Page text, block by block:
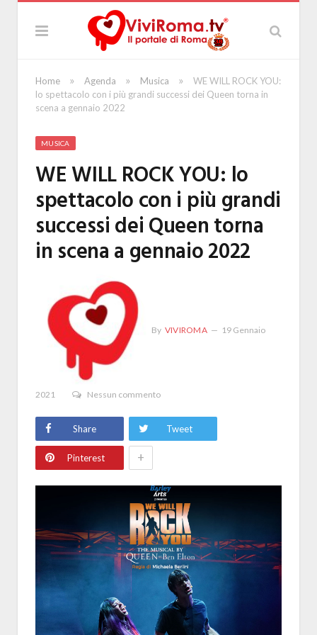
Home » Agenda » Musica »
WE WILL ROCK YOU:
lo spettacolo con i più grandi successi dei Queen torna in
scena a gennaio 2022
MUSICA
WE WILL ROCK YOU: lo
spettacolo con i più grandi
successi dei Queen torna
in scena a gennaio 2022
By VIVIROMA 19 Gennaio
2021 Nessun commento
Share Tweet
Pinterest +